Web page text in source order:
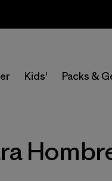
Kids' Packs &